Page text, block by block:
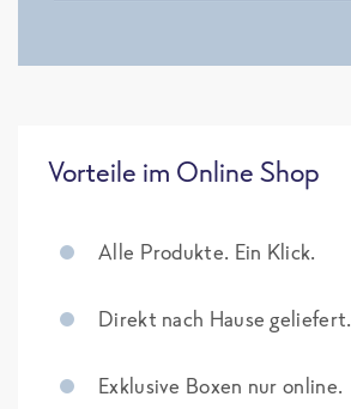
Vorteile im Online Shop
Alle Produkte. Ein Klick.
Direkt nach Hause geliefert.
Exklusive Boxen nur online.